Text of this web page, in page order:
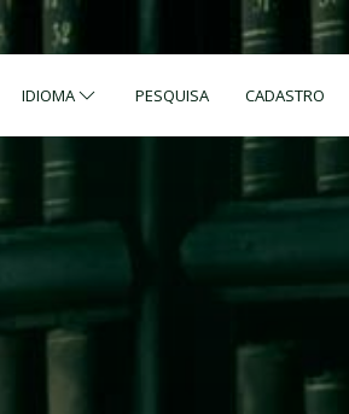
IDIOMA PESQUISA CADASTRO